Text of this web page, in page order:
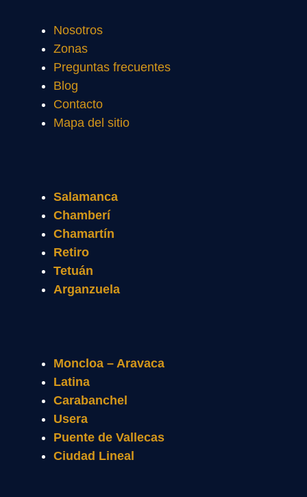
Nosotros
Zonas
Preguntas frecuentes
Blog
Contacto
Mapa del sitio
Salamanca
Chamberí
Chamartín
Retiro
Tetuán
Arganzuela
Moncloa – Aravaca
Latina
Carabanchel
Usera
Puente de Vallecas
Ciudad Lineal